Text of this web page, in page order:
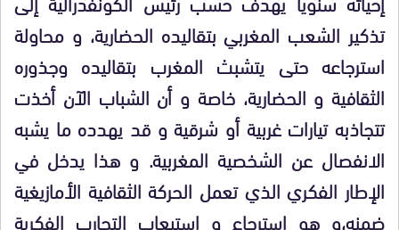
تذكير الشعب المغربي بتقاليده الحضارية، و محاولة
استرجاعه حتى يتشبث المغرب بتقاليده وجذوره
الثقافية و الحضارية، خاصة و أن الشباب الآن أخذت
تتجاذبه تيارات غربية أو شرقية و قد يهدده ما يشبه
الانفصال عن الشخصية المغربية. و هذا يدخل في
الإطار الفكري الذي تعمل الحركة الثقافية الأمازيغية
ضمنه،و هو استرجاع و استيعاب التجارب الفكرية